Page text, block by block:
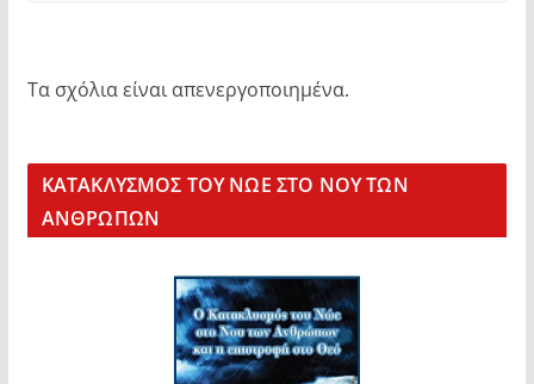
Τα σχόλια είναι απενεργοποιημένα.
KΑΤΑΚΛΥΣΜΟΣ ΤΟΥ ΝΩΕ ΣΤΟ ΝΟΥ ΤΩΝ
ΑΝΘΡΩΠΩΝ